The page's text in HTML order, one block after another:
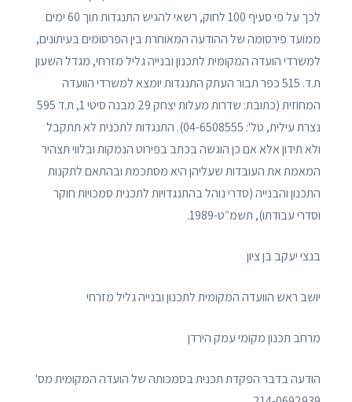
לכך על פי סעיף 100 לחוק, רשאי להגיש התנגדות תוך 60 ימים
ממועד פירסומה של ההודעה המאוחרת בין הפרסומים בעיתונים,
למשרדי הועדה המקומית לתכנון ובנייה גליל מזרחי, מגדל השעון
ת.ד. 515 כפר תבור העתק התנגדות יומצא למשרדי הוועדה
המחוזית (כתובת: שדרות מעלות יצחק 29 מבנה סיטי 1, ת.ד 595
נצרת עילית, טל': 04-6508555). התנגדות לתכנית לא תתקבל
ולא תידון אלא אם כן הוגשה בכתב בפירוט הנמקות ובלווי תצהיר
המאמת את העובדות שעליהן היא מסתכמת ובהתאם לתקנות
התכנון והבנייה (סדרי נוהל בהתנגדויות לתכנית סמכויות חוקר
וסדרי עבודתו), תשמ״ט-1989.
בנצי יעקב בן ציון
יושב ראש הוועדה המקומית לתכנון ובנייה גליל מזרחי
מרחב תכנון מקומי עמק הירדן
הודעה בדבר הפקדת תכנית בסמכותה של הועדה המקומית מס'